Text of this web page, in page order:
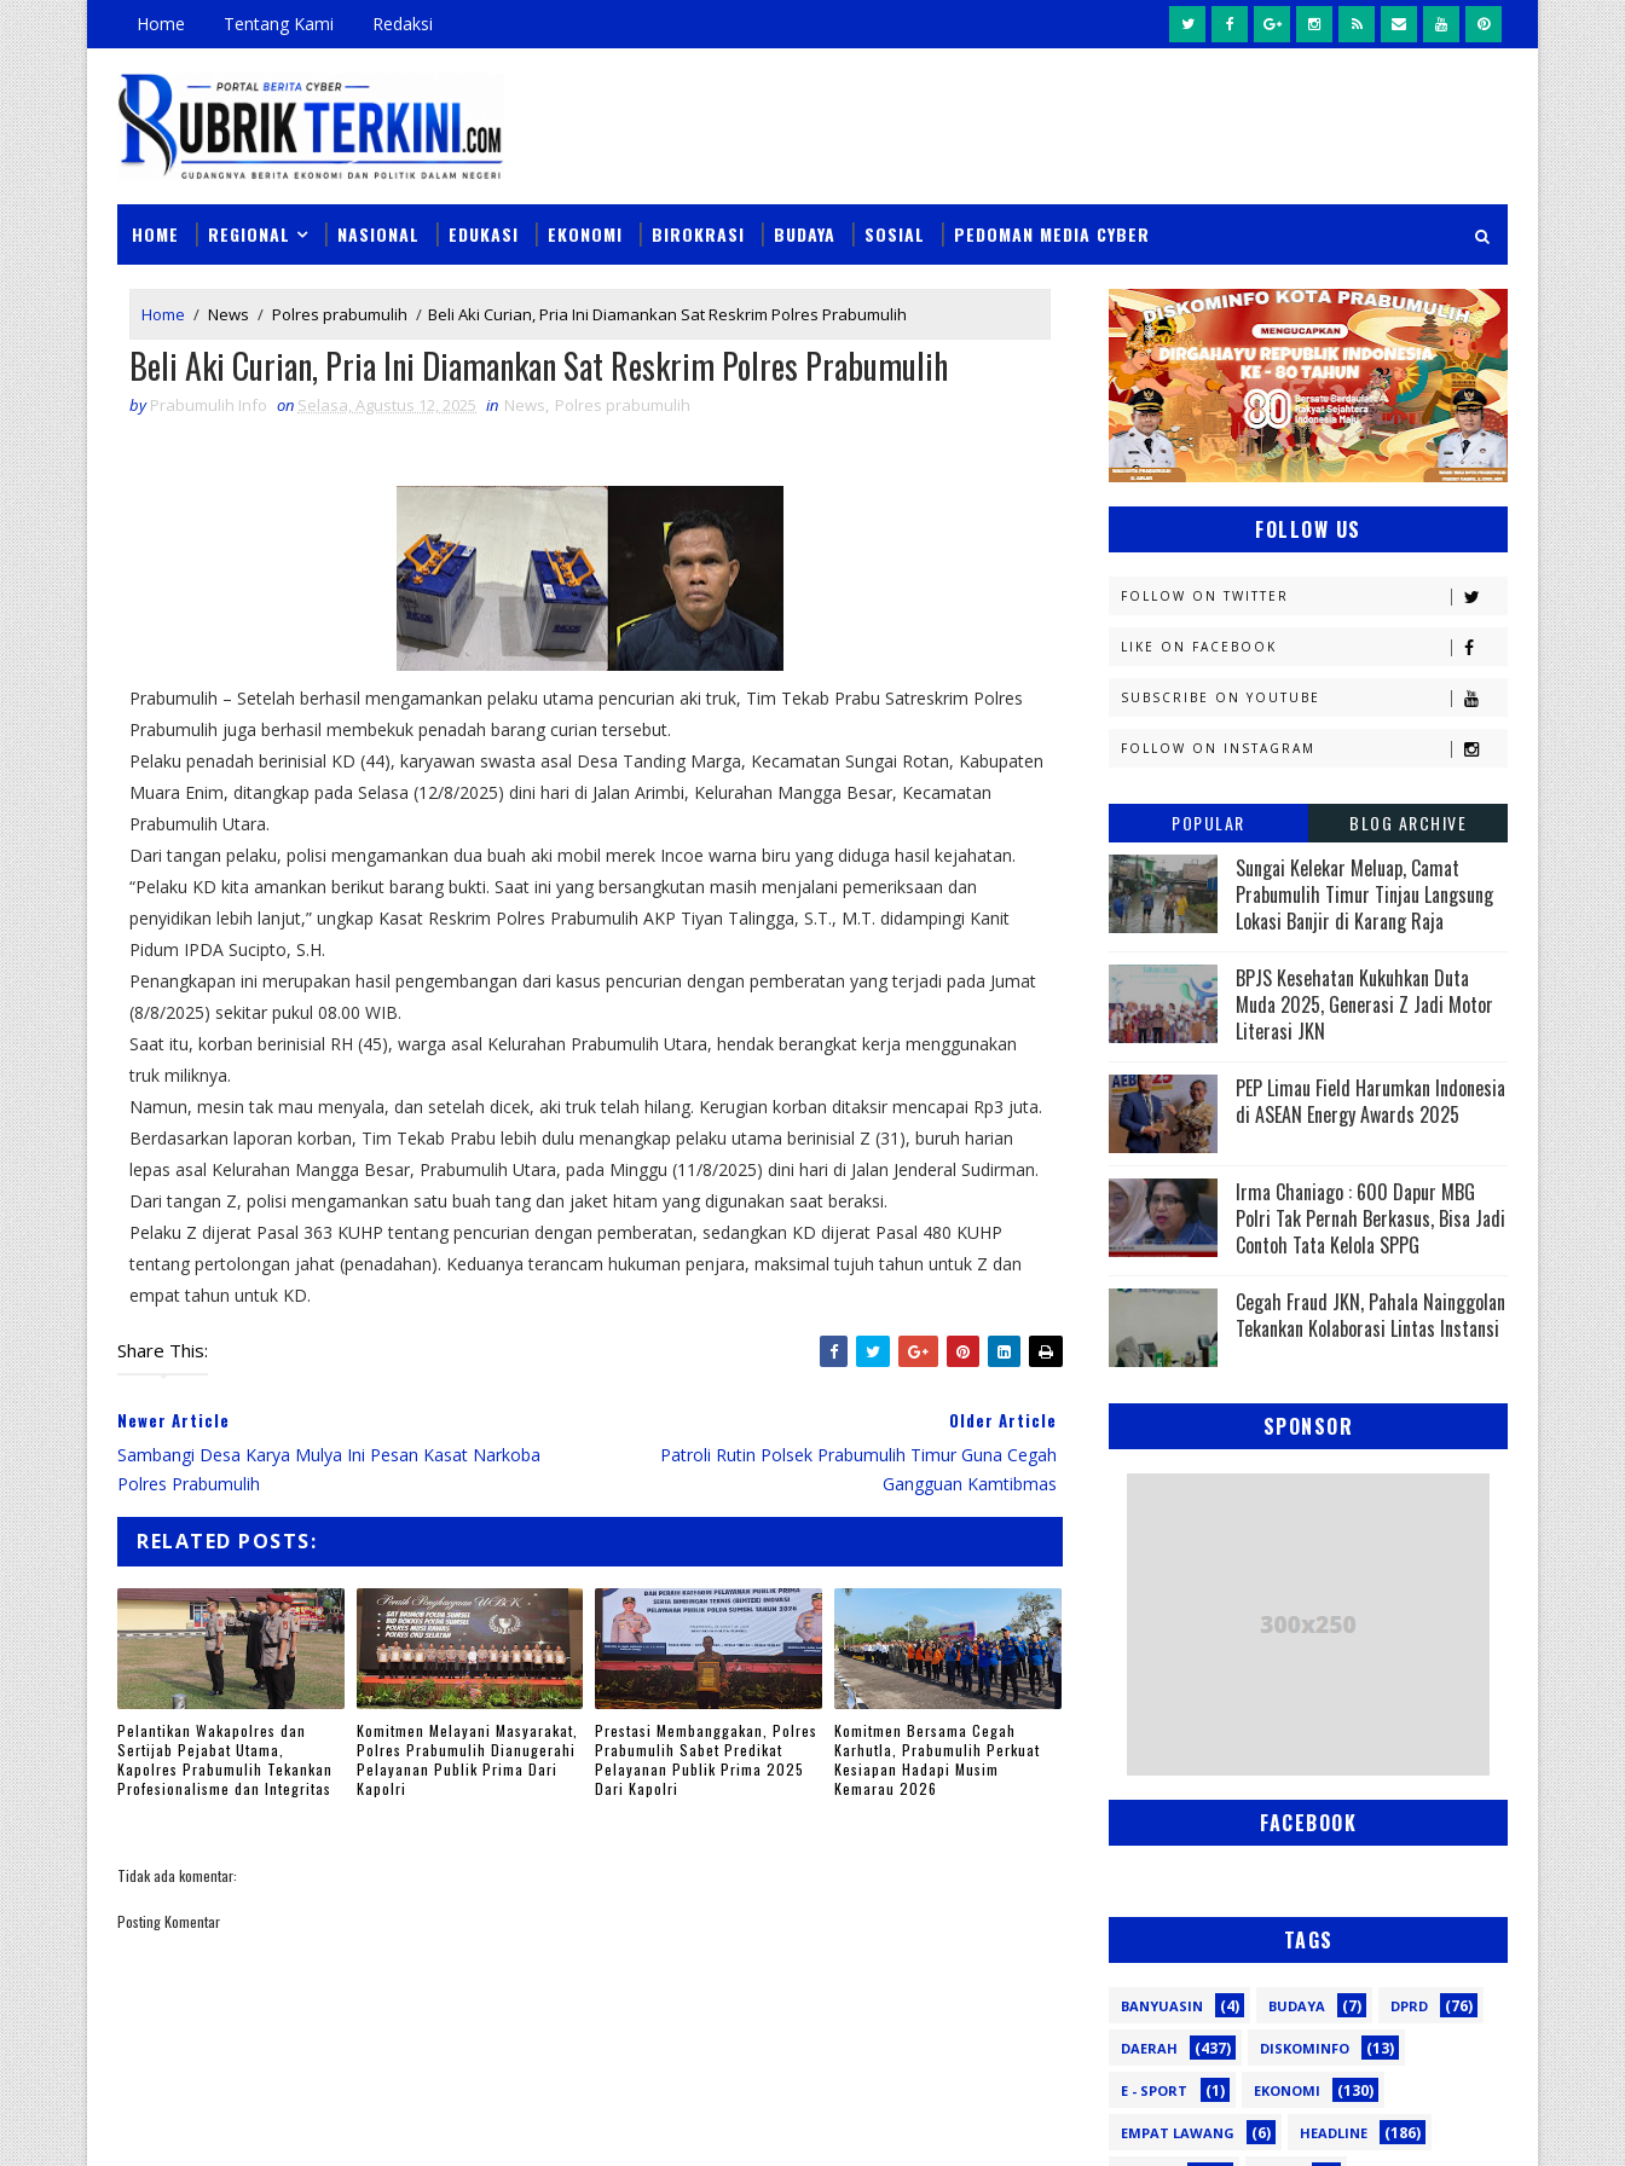
Home Tentang Kami Redaksi
HOME REGIONAL NASIONAL EDUKASI EKONOMI BIROKRASI BUDAYA SOSIAL PEDOMAN MEDIA CYBER
Home / News / Polres prabumulih / Beli Aki Curian, Pria Ini Diamankan Sat Reskrim Polres Prabumulih
Beli Aki Curian, Pria Ini Diamankan Sat Reskrim Polres Prabumulih
by Prabumulih Info on Selasa, Agustus 12, 2025 in News, Polres prabumulih
Prabumulih – Setelah berhasil mengamankan pelaku utama pencurian aki truk, Tim Tekab Prabu Satreskrim Polres
Prabumulih juga berhasil membekuk penadah barang curian tersebut.
Pelaku penadah berinisial KD (44), karyawan swasta asal Desa Tanding Marga, Kecamatan Sungai Rotan, Kabupaten
Muara Enim, ditangkap pada Selasa (12/8/2025) dini hari di Jalan Arimbi, Kelurahan Mangga Besar, Kecamatan
Prabumulih Utara.
Dari tangan pelaku, polisi mengamankan dua buah aki mobil merek Incoe warna biru yang diduga hasil kejahatan.
“Pelaku KD kita amankan berikut barang bukti. Saat ini yang bersangkutan masih menjalani pemeriksaan dan
penyidikan lebih lanjut,” ungkap Kasat Reskrim Polres Prabumulih AKP Tiyan Talingga, S.T., M.T. didampingi Kanit
Pidum IPDA Sucipto, S.H.
Penangkapan ini merupakan hasil pengembangan dari kasus pencurian dengan pemberatan yang terjadi pada Jumat
(8/8/2025) sekitar pukul 08.00 WIB.
Saat itu, korban berinisial RH (45), warga asal Kelurahan Prabumulih Utara, hendak berangkat kerja menggunakan
truk miliknya.
Namun, mesin tak mau menyala, dan setelah dicek, aki truk telah hilang. Kerugian korban ditaksir mencapai Rp3 juta.
Berdasarkan laporan korban, Tim Tekab Prabu lebih dulu menangkap pelaku utama berinisial Z (31), buruh harian
lepas asal Kelurahan Mangga Besar, Prabumulih Utara, pada Minggu (11/8/2025) dini hari di Jalan Jenderal Sudirman.
Dari tangan Z, polisi mengamankan satu buah tang dan jaket hitam yang digunakan saat beraksi.
Pelaku Z dijerat Pasal 363 KUHP tentang pencurian dengan pemberatan, sedangkan KD dijerat Pasal 480 KUHP
tentang pertolongan jahat (penadahan). Keduanya terancam hukuman penjara, maksimal tujuh tahun untuk Z dan
empat tahun untuk KD.
Share This:
Newer Article
Sambangi Desa Karya Mulya Ini Pesan Kasat Narkoba
Polres Prabumulih
Older Article
Patroli Rutin Polsek Prabumulih Timur Guna Cegah
Gangguan Kamtibmas
RELATED POSTS:
Pelantikan Wakapolres dan
Sertijab Pejabat Utama,
Kapolres Prabumulih Tekankan
Profesionalisme dan Integritas
Komitmen Melayani Masyarakat,
Polres Prabumulih Dianugerahi
Pelayanan Publik Prima Dari
Kapolri
Prestasi Membanggakan, Polres
Prabumulih Sabet Predikat
Pelayanan Publik Prima 2025
Dari Kapolri
Komitmen Bersama Cegah
Karhutla, Prabumulih Perkuat
Kesiapan Hadapi Musim
Kemarau 2026
Tidak ada komentar:
Posting Komentar
FOLLOW US
FOLLOW ON TWITTER
LIKE ON FACEBOOK
SUBSCRIBE ON YOUTUBE
FOLLOW ON INSTAGRAM
POPULAR BLOG ARCHIVE
Sungai Kelekar Meluap, Camat
Prabumulih Timur Tinjau Langsung
Lokasi Banjir di Karang Raja
BPJS Kesehatan Kukuhkan Duta
Muda 2025, Generasi Z Jadi Motor
Literasi JKN
PEP Limau Field Harumkan Indonesia
di ASEAN Energy Awards 2025
Irma Chaniago : 600 Dapur MBG
Polri Tak Pernah Berkasus, Bisa Jadi
Contoh Tata Kelola SPPG
Cegah Fraud JKN, Pahala Nainggolan
Tekankan Kolaborasi Lintas Instansi
SPONSOR
FACEBOOK
TAGS
BANYUASIN (4) BUDAYA (7) DPRD (76)
DAERAH (437) DISKOMINFO (13)
E - SPORT (1) EKONOMI (130)
EMPAT LAWANG (6) HEADLINE (186)